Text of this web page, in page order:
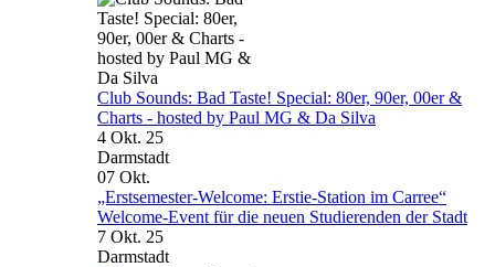
Club Sounds: Bad Taste! Special: 80er, 90er, 00er &
Charts - hosted by Paul MG & Da Silva
4 Okt. 25
Darmstadt
07 Okt.
„Erstsemester-Welcome: Erstie-Station im Carree“
Welcome-Event für die neuen Studierenden der Stadt
7 Okt. 25
Darmstadt